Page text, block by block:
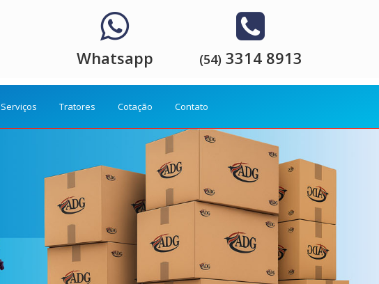
Whatsapp (54) 3314 8913
Serviços Tratores Cotação Contato